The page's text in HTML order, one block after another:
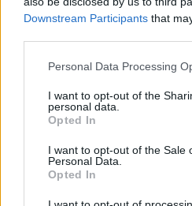
Downstream Participants that
Please note that this website/
not limited to your visit or usage
grant or deny consent to Google
use your data for below
consent section.
Personal Data Processing
I want to opt-out of the
personal data.
Opted In
I want to opt-out of the Sale
Personal Data.
Opted In
Ροή Ειδήσεων
Γαλλία-Ινδία: Τελική
διακρατική